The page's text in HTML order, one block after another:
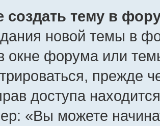
создать тему в
новой темы в
окне форума или
прежде
доступа
«Вы можете